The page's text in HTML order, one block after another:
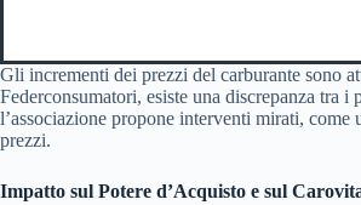
Gli incrementi dei prezzi del carburante sono
Federconsumatori, esiste una discrepanza tra
l’associazione propone interventi mirati,
prezzi.
Impatto sul Potere d’Acquisto e sul